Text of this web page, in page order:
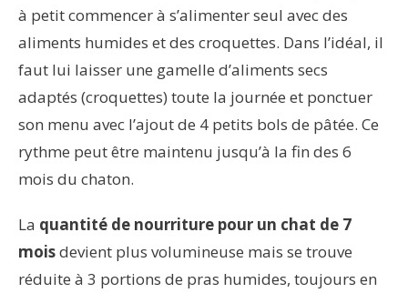
à petit commencer à s’alimenter seul avec des
aliments humides et des croquettes. Dans l’idéal, il
faut lui laisser une gamelle d’aliments secs
adaptés (croquettes) toute la journée et ponctuer
son menu avec l’ajout de 4 petits bols de pâtée. Ce
rythme peut être maintenu jusqu’à la fin des 6
mois du chaton.
La quantité de nourriture pour un chat de 7
moisdevient plus volumineuse mais se trouve
réduite à 3 portions de pras humides, toujours en